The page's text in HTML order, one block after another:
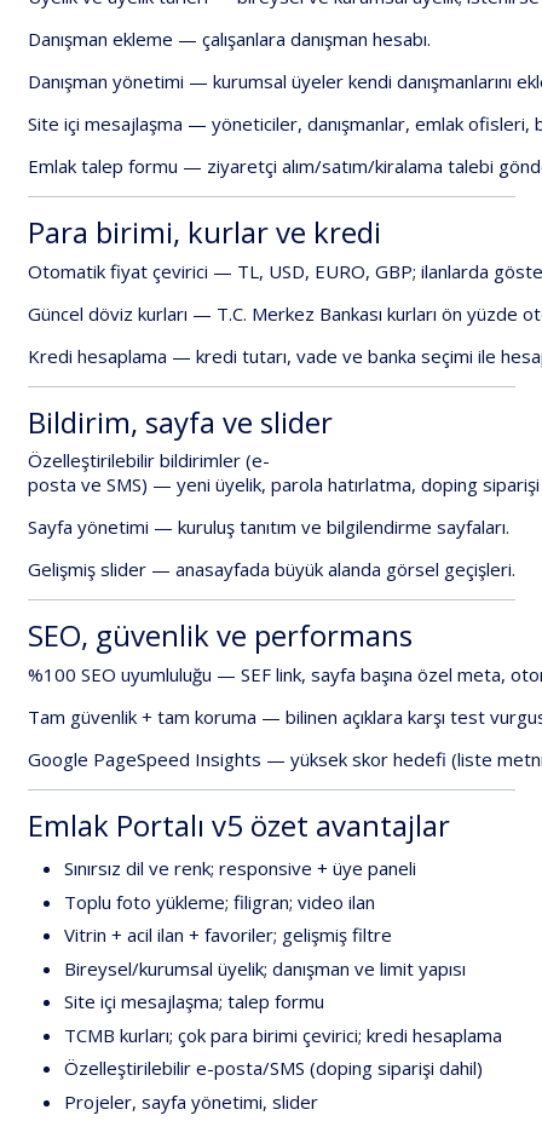
Danışman ekleme — çalışanlara danışman hesabı.
Danışman yönetimi — kurumsal üyeler kendi danışmanlarını
Site içi mesajlaşma — yöneticiler, danışmanlar, emlak ofisleri,
Emlak talep formu — ziyaretçi alım/satım/kiralama talebi
Para birimi, kurlarve kredi
Otomatik fiyat çevirici — TL, USD, EURO, GBP; ilanlarda
Güncel döviz kurları — T.C. Merkez Bankası kurları ön yüzde
Kredi hesaplama — kredi tutarı, vade ve banka seçimi ile
Bildirim, sayfa ve slider
Özelleştirilebilir bildirimler (e-
posta ve SMS) — yeni üyelik, parola hatırlatma, doping siparişi
Sayfa yönetimi — kuruluş tanıtım ve bilgilendirme sayfaları.
Gelişmiş slider — anasayfada büyük alanda görsel geçişleri.
SEO, güvenlikve performans
%100 SEO uyumluluğu — SEF link, sayfa başına özel meta,
Tam güvenlik + tam koruma — bilinen açıklara karşı test
Google PageSpeed Insights — yüksek skor hedefi (liste
Emlak Portalı v5 özet avantajlar
Sınırsız dil ve renk; responsive + üye paneli
Toplu foto yükleme; filigran; video ilan
Vitrin + acil ilan + favoriler; gelişmiş filtre
Bireysel/kurumsal üyelik; danışman ve limit yapısı
Site içi mesajlaşma; talep formu
TCMB kurları; çok para birimi çevirici; kredi hesaplama
Özelleştirilebilir e-posta/SMS (doping siparişi dahil)
Projeler, sayfa yönetimi, slider